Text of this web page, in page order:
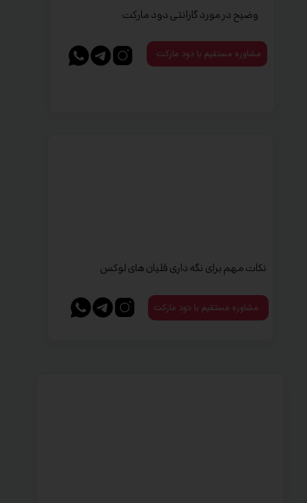
وضیح در مورد گارانتی دود مارکت
مشاوره مستقیم با دود مارکت
نکات مهم برای نگه داری قلیان های لوکس
مشاوره مستقیم با دود مارکت